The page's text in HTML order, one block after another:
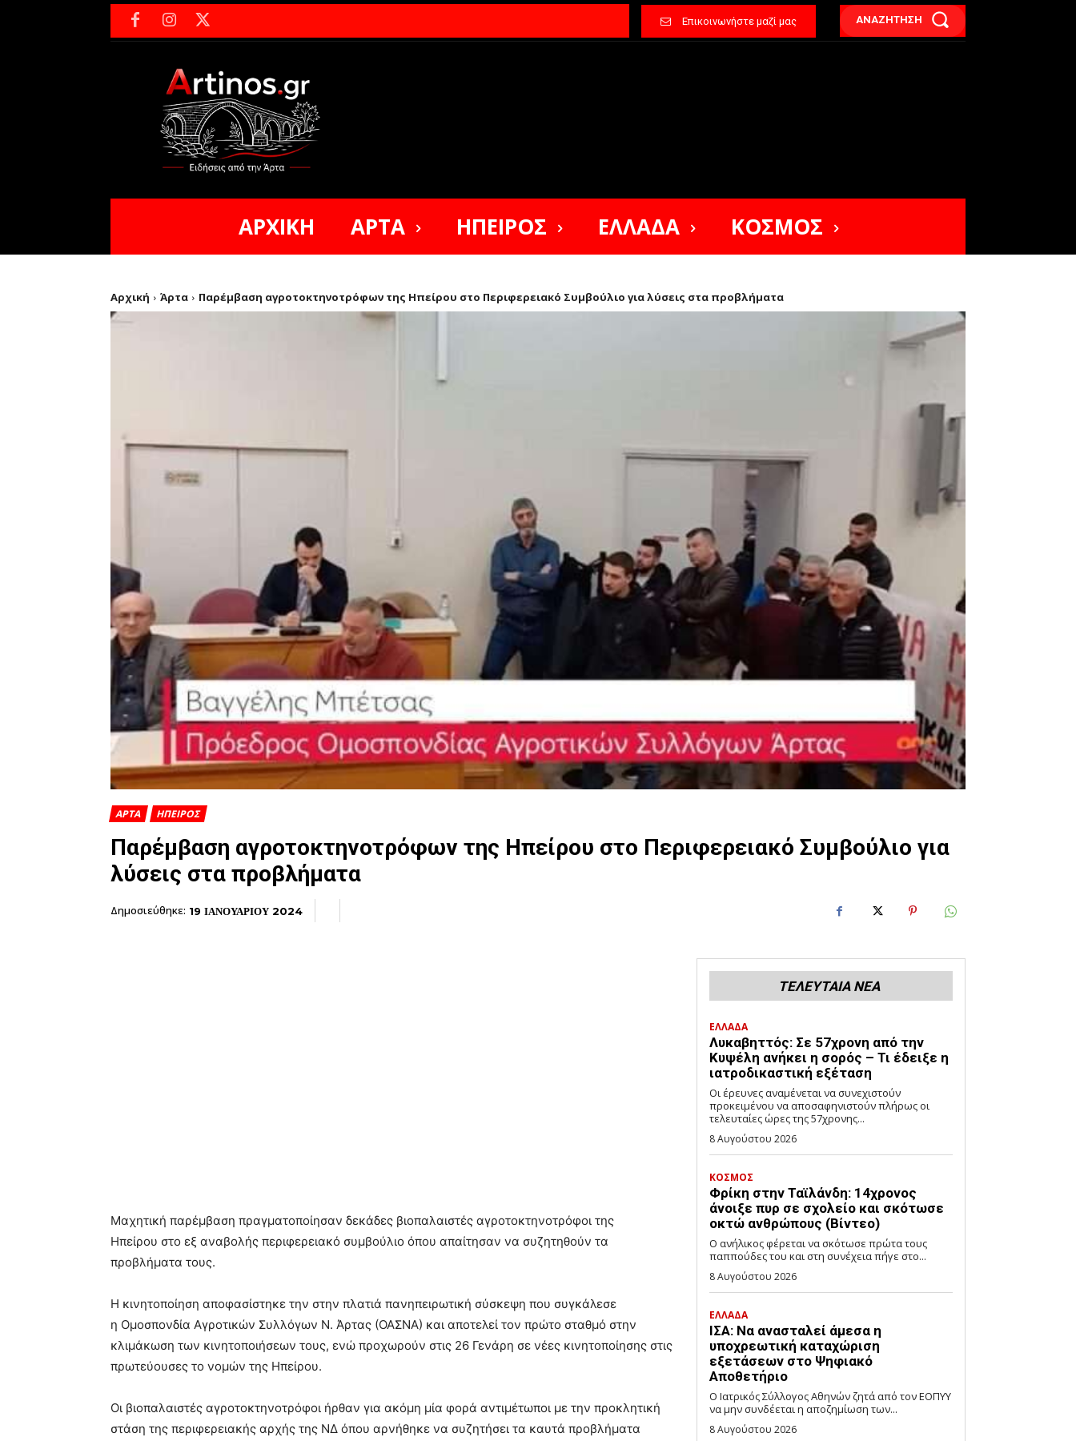
Επικοινωνήστε μαζί μας ΑΝΑΖΗΤΗΣΗ
ΑΡΧΙΚΗ ΑΡΤΑ ΗΠΕΙΡΟΣ ΕΛΛΑΔΑ ΚΟΣΜΟΣ
Αρχική Άρτα Παρέμβαση αγροτοκτηνοτρόφων της Ηπείρου στο Περιφερειακό Συμβούλιο για λύσεις στα προβλήματα
ΑΡΤΑ ΗΠΕΙΡΟΣ
Παρέμβαση αγροτοκτηνοτρόφων της Ηπείρου στο Περιφερειακό Συμβούλιο για
λύσεις στα προβλήματα
Δημοσιεύθηκε: 19 ΙΑΝΟΥΑΡΙΟΥ 2024
Μαχητική παρέμβαση πραγματοποίησαν δεκάδες βιοπαλαιστές αγροτοκτηνοτρόφοι της
Ηπείρου στο εξ αναβολής περιφερειακό συμβούλιο όπου απαίτησαν να συζητηθούν τα
προβλήματα τους.
Η κινητοποίηση αποφασίστηκε την στην πλατιά πανηπειρωτική σύσκεψη που συγκάλεσε
η Ομοσπονδία Αγροτικών Συλλόγων Ν. Άρτας (ΟΑΣΝΑ) και αποτελεί τον πρώτο σταθμό στην
κλιμάκωση των κινητοποιήσεων τους, ενώ προχωρούν στις 26 Γενάρη σε νέες κινητοποίησης στις
πρωτεύουσες το νομών της Ηπείρου.
Οι βιοπαλαιστές αγροτοκτηνοτρόφοι ήρθαν για ακόμη μία φορά αντιμέτωποι με την προκλητική
στάση της περιφερειακής αρχής της ΝΔ όπου αρνήθηκε να συζητήσει τα καυτά προβλήματα
ΤΕΛΕΥΤΑΙΑ ΝΕΑ
ΕΛΛΑΔΑ
Λυκαβηττός: Σε 57χρονη από την
Κυψέλη ανήκει η σορός – Τι έδειξε η
ιατροδικαστική εξέταση
Οι έρευνες αναμένεται να συνεχιστούν
προκειμένου να αποσαφηνιστούν πλήρως οι
τελευταίες ώρες της 57χρονης...
8 Αυγούστου 2026
ΚΟΣΜΟΣ
Φρίκη στην Ταϊλάνδη: 14χρονος
άνοιξε πυρ σε σχολείο και σκότωσε
οκτώ ανθρώπους (Βίντεο)
Ο ανήλικος φέρεται να σκότωσε πρώτα τους
παππούδες του και στη συνέχεια πήγε στο...
8 Αυγούστου 2026
ΕΛΛΑΔΑ
ΙΣΑ: Να ανασταλεί άμεσα η
υποχρεωτική καταχώριση
εξετάσεων στο Ψηφιακό
Αποθετήριο
Ο Ιατρικός Σύλλογος Αθηνών ζητά από τον ΕΟΠΥΥ
να μην συνδέεται η αποζημίωση των...
8 Αυγούστου 2026